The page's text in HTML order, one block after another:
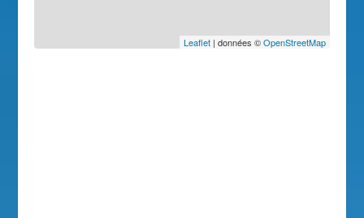
Leaflet| données ©OpenStreetMap